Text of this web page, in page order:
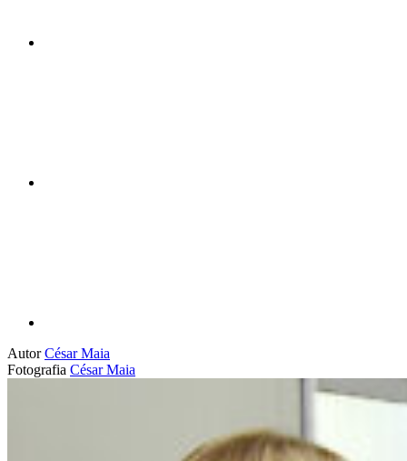
AutorCésar Maia
Fotografia César Maia